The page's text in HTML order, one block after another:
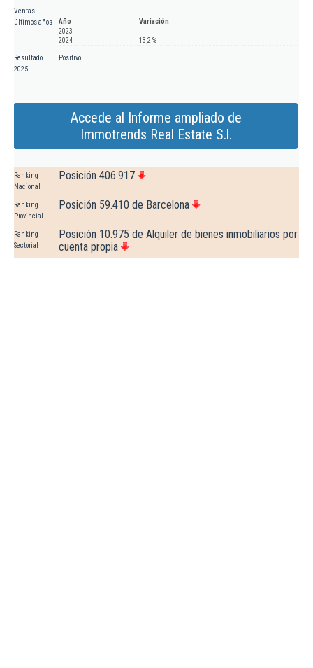
Ventas
últimos años
Año
Variación
2023
2024
13,2 %
Resultado
2025
Positivo
Accede al Informe ampliado de
Immotrends Real Estate S.l.
Ranking
Nacional
Posición 406.917
Ranking
Provincial
Posición 59.410 de Barcelona
Ranking
Sectorial
Posición 10.975 de Alquiler de bienes inmobiliarios por
cuenta propia